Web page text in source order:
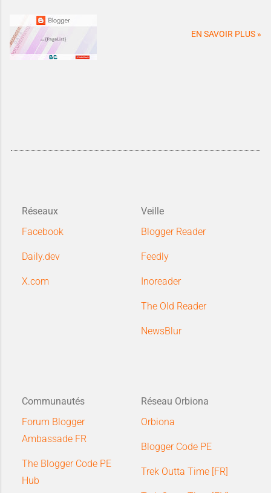
EN SAVOIR PLUS »
Réseaux
Facebook
Daily.dev
X.com
Veille
Blogger Reader
Feedly
Inoreader
The Old Reader
NewsBlur
Communautés
Forum Blogger
Ambassade FR
The Blogger Code PE
Hub
Réseau Orbiona
Orbiona
Blogger Code PE
Trek Outta Time [FR]